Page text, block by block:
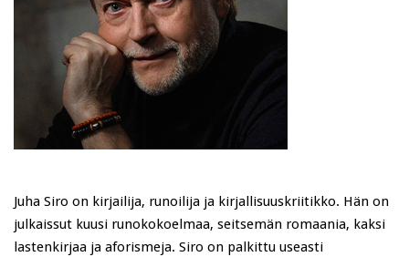
Juha Siro on kirjailija, runoilija ja kirjallisuuskriitikko. Hän on
julkaissut kuusi runokokoelmaa, seitsemän romaania, kaksi
lastenkirjaa ja aforismeja. Siro on palkittu useasti